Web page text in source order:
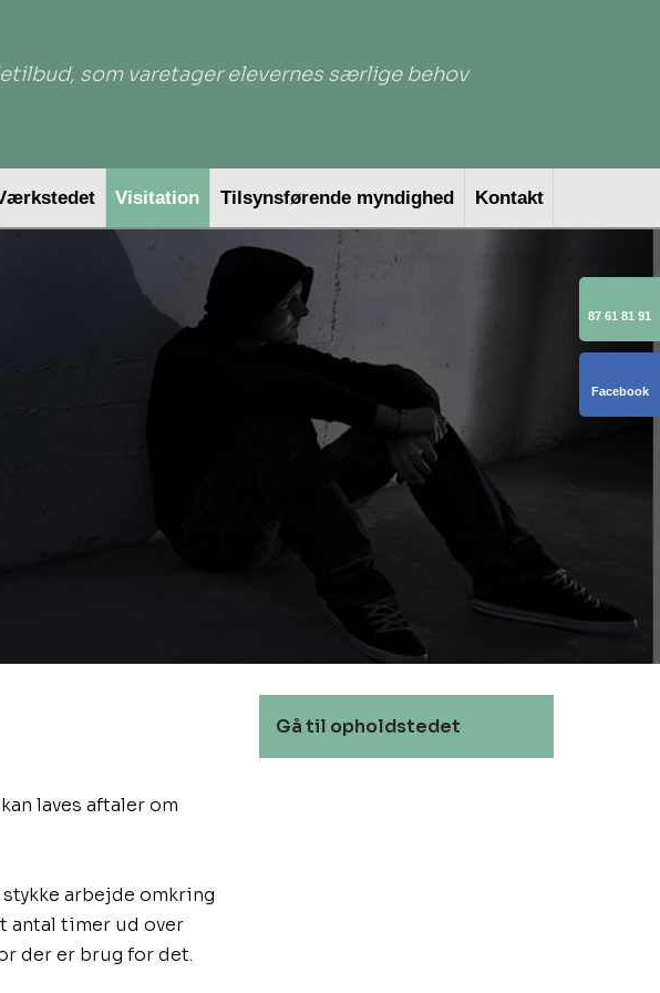
som varetager elevernes særlige behov​
Visitation Tilsynsførende myndighed Kontakt
laves aftaler om
arbejde omkring
antal timer ud over
der er brug for det.
​Gå til opholdstedet
87 61 81 91
Facebook